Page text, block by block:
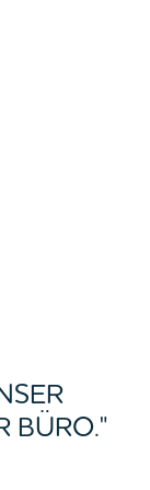
BÜRO."